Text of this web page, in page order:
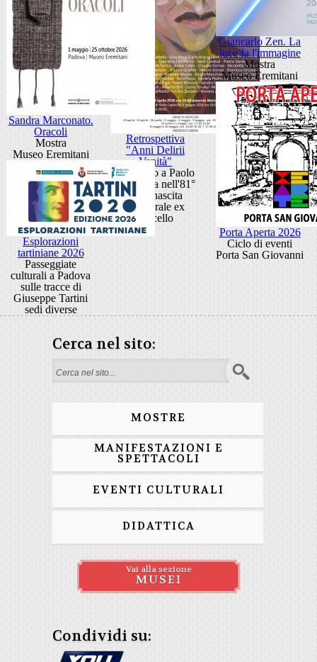
Retrospettiva
"Anni Delirii
Vanità"
Omaggio a Paolo
Capovilla nell'81°
della nascita
Cattedrale ex
Macello
Giancarlo Zen. La
luce fa l'immagine
Mostra
Museo Eremitani
Sandra Marconato.
Oracoli
Mostra
Museo Eremitani
Porta Aperta 2026
Ciclo di eventi
Porta San Giovanni
Esplorazioni
tartiniane 2026
Passeggiate
culturali a Padova
sulle tracce di
Giuseppe Tartini
sedi diverse
Cerca nel sito:
Form di ricerca
MOSTRE
MANIFESTAZIONI E
SPETTACOLI
EVENTI CULTURALI
DIDATTICA
Vai alla sezione
MUSEI
Condividi su: